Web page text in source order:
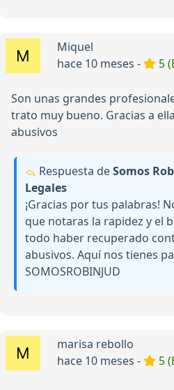
Miquel
hace 10 meses -
5
Son unas grandes
trato muy bueno. Gracias a
abusivos
Respuesta deSomos
Legales
¡Gracias por tus palabras!
que notaras la rapidez y el
todo haber recuperado
abusivos. Aquí nos tienes
SOMOSROBINJUD
marisa rebollo
hace 10 meses -
5